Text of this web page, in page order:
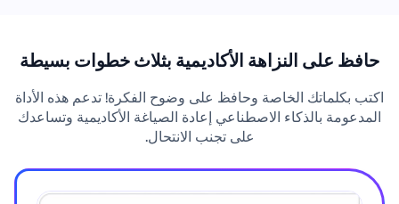
حافظ على النزاهة الأكاديمية بثلاث خطوات بسيطة
اكتب بكلماتك الخاصة وحافظ على وضوح الفكرة! تدعم هذه الأداة
المدعومة بالذكاء الاصطناعي إعادة الصياغة الأكاديمية وتساعدك
على تجنب الانتحال.